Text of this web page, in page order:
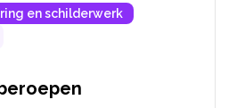
en schilderwerk